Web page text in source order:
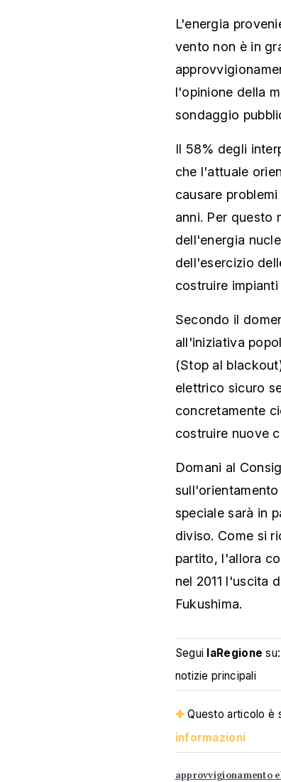
L'energia
vento non è in
l'opinione della
sondaggio
Il 58% degli
che l'attuale
causare
anni. Per questo
dell'energia
dell'esercizio
costruire
Secondo il
all'iniziativa
(Stop al
elettrico sicuro
concretamente
costruire nuove
Domani al
speciale sarà in
diviso. Come si
partito, l'allora
nel 2011 l'uscita
Fukushima.
Segui laRegione su:
notizie principali
Questo articolo è
informazioni
approvvigionamento